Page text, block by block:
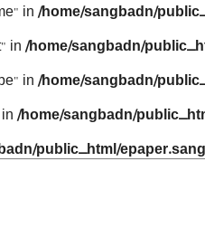
in /home/sangbadn/
in /home/sangbadn/
in /home/sangbadn/
/home/sangbadn/
public_html/